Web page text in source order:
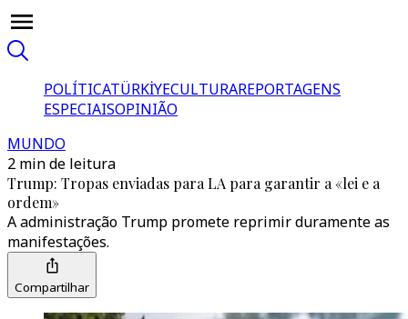
POLÍTICATÜRKİYECULTURAREPORTAGENS
ESPECIAISOPINIÃO
MUNDO
2 min de leitura
Trump: Tropas enviadas para LA para garantir a «lei e a
ordem»
A administração Trump promete reprimir duramente as
manifestações.
Compartilhar